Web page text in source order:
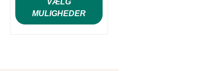
MULIGHEDER